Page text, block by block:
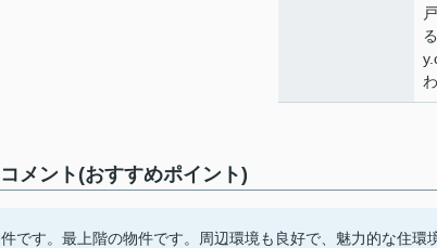
メント(おすすめポイント)
です。最上階の物件です。周辺環境も良好で、魅力的な住環